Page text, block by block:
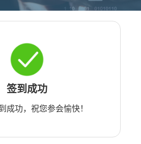
签到成功
成功，祝您参会愉快！